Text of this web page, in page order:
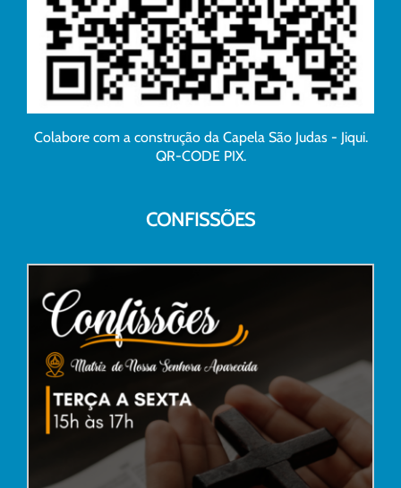
Colabore com a construção da Capela São Judas - Jiqui.
QR-CODE PIX.
CONFISSÕES